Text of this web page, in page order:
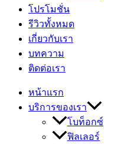
โปรโมชั่น
รีวิวทั้งหมด
เกี่ยวกับเรา
บทความ
ติดต่อเรา
หน้าแรก
บริการของเรา
โบท็อกซ์
ฟิลเลอร์